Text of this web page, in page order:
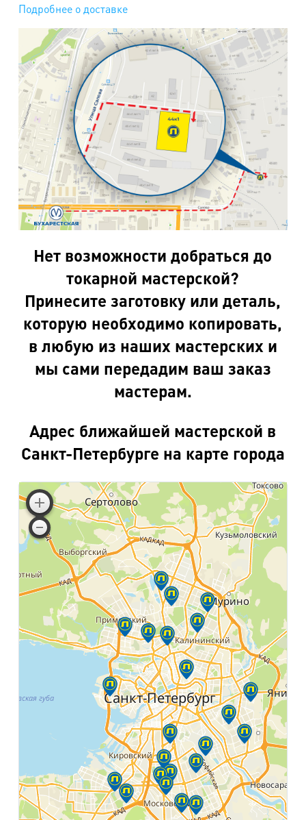
Подробнее о доставке
Нет возможности добраться до
токарной мастерской?
Принесите заготовку или деталь,
которую необходимо копировать,
в любую из наших мастерских и
мы сами передадим ваш заказ
мастерам.
Адрес ближайшей мастерской в
Санкт-Петербурге на карте города